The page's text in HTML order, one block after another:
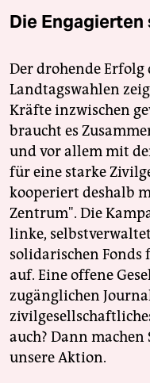
Die Engagierten
Der drohende Erfolg
Landtagswahlen
Kräfte inzwischen
braucht es
und vor allem mit
für eine starke
kooperiert deshalb
Zentrum". Die
linke,
solidarischen Fonds
auf. Eine offene
zugänglichen
auch? Dann
unsere Aktion.